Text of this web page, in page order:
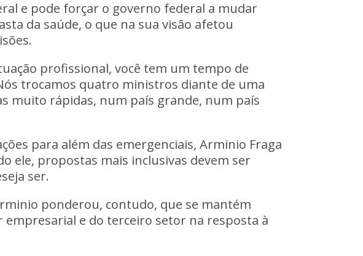
e pode forçar o governo federal a mudar
da saúde, o que na sua visão afetou
profissional, você tem um tempo de
trocamos quatro ministros diante de uma
muito rápidas, num país grande, num país
para além das emergenciais, Arminio Fraga
ele, propostas mais inclusivas devem ser
ser.
ponderou, contudo, que se mantém
empresarial e do terceiro setor na resposta à